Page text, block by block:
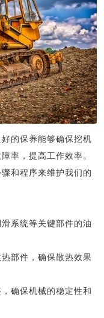
的保养能够确保挖机
率，提高工作效率。
和程序来维护我们的
系统等关键部件的油
部件，确保散热效果
确保机械的稳定性和